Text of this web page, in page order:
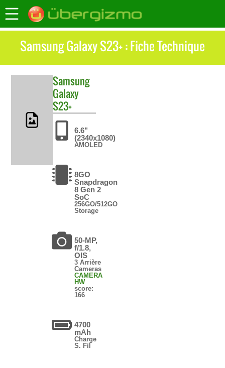
Samsung Galaxy S23+ : Fiche Technique
Samsung
Galaxy
S23+
6.6"
(2340x1080)
AMOLED
8GO
Snapdragon
8 Gen 2
SoC
256GO/512GO
Storage
50-MP,
f/1.8,
OIS
3 Arrière
Cameras
CAMERA
HW
score:
166
4700
mAh
Charge
S. Fil